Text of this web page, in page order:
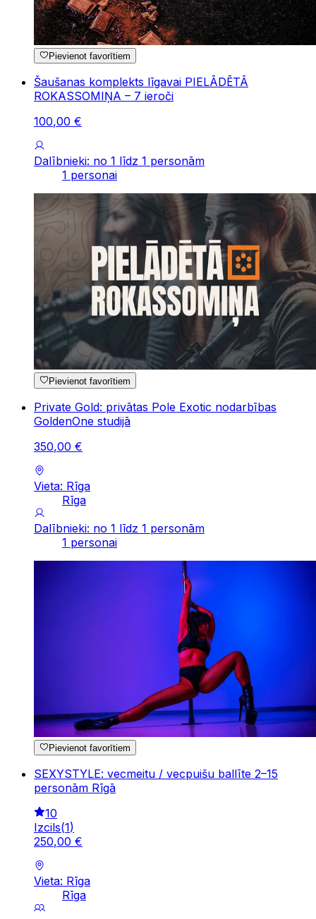
Pievienot favorītiem
Šaušanas komplekts līgavai PIELĀDĒTĀ
ROKASSOMIŅA – 7 ieroči
100,00 €
Dalībnieki: no 1 līdz 1 personām
1 personai
Pievienot favorītiem
Private Gold: privātas Pole Exotic nodarbības
GoldenOne studijā
350,00 €
Vieta: Rīga
Rīga
Dalībnieki: no 1 līdz 1 personām
1 personai
Pievienot favorītiem
SEXYSTYLE: vecmeitu / vecpuišu ballīte 2–15
personām Rīgā
10
Izcils(1)
250,00 €
Vieta: Rīga
Rīga